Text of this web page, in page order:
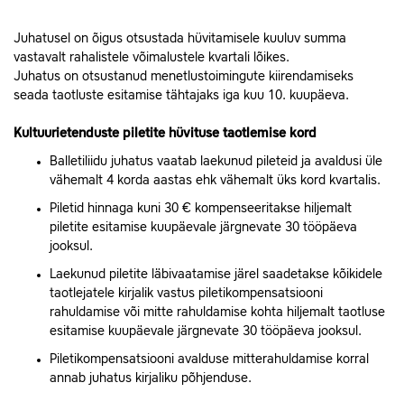
Juhatusel on õigus otsustada hüvitamisele kuuluv summa
vastavalt rahalistele võimalustele kvartali lõikes.
Juhatus on otsustanud menetlustoimingute kiirendamiseks
seada taotluste esitamise tähtajaks iga kuu 10. kuupäeva.
Kultuurietenduste piletite hüvituse taotlemise kord
Balletiliidu juhatus vaatab laekunud pileteid ja avaldusi üle
vähemalt 4 korda aastas ehk vähemalt üks kord kvartalis.
Piletid hinnaga kuni 30 € kompenseeritakse hiljemalt
piletite esitamise kuupäevale järgnevate 30 tööpäeva
jooksul.
Laekunud piletite läbivaatamise järel saadetakse kõikidele
taotlejatele kirjalik vastus piletikompensatsiooni
rahuldamise või mitte rahuldamise kohta hiljemalt taotluse
esitamise kuupäevale järgnevate 30 tööpäeva jooksul.
Piletikompensatsiooni avalduse mitterahuldamise korral
annab juhatus kirjaliku põhjenduse.